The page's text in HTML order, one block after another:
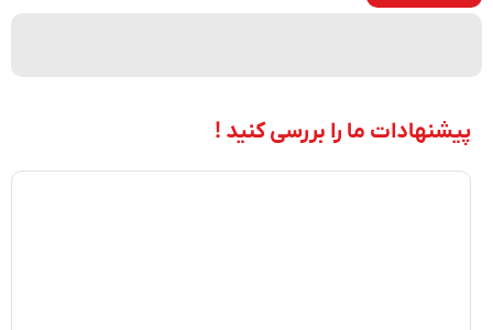
پیشنهادات ما را بررسی کنید !